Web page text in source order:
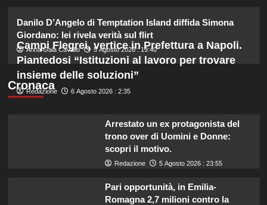
3
incanta la passerella di Copenhagen
con il suo stile.
Hai notato il linguaggio attento di re
Carlo nell’annuncio della nascita di
Sabrina Soussi torna sui social:
verità sul legame con Lory dopo
Giovanni in Temptation Island.
Danilo D’Angelo di Temptation Island diffida Simona
Giordano: lei rivela verità sul flirt
Anna Gaia Cavallo 5 Agosto 2026 : 19:40
Cronaca
Campi Flegrei, vertice in Prefettura a Napoli.
Piantedosi “Istituzioni al lavoro per trovare
insieme delle soluzioni”
Redazione 6 Agosto 2026 : 2:35
Arrestato un ex protagonista del
trono over di Uomini e Donne:
scopri il motivo.
Redazione 5 Agosto 2026 : 23:55
Pari opportunità, in Emilia-
Romagna 2,7 milioni contro la